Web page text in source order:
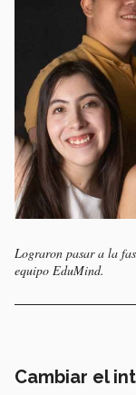
Lograron pasar a la
equipo EduMind.
Cambiar el